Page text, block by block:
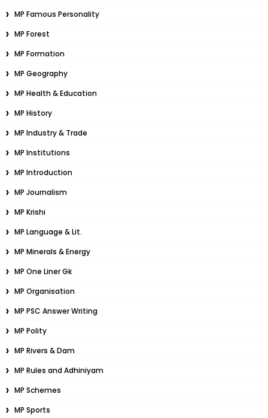
MP Famous Personality
MP Forest
MP Formation
MP Geography
MP Health & Education
MP History
MP Industry & Trade
MP Institutions
MP Introduction
MP Journalism
MP Krishi
MP Language & Lit.
MP Minerals & Energy
MP One Liner Gk
MP Organisation
MP PSC Answer Writing
MP Polity
MP Rivers & Dam
MP Rules and Adhiniyam
MP Schemes
MP Sports